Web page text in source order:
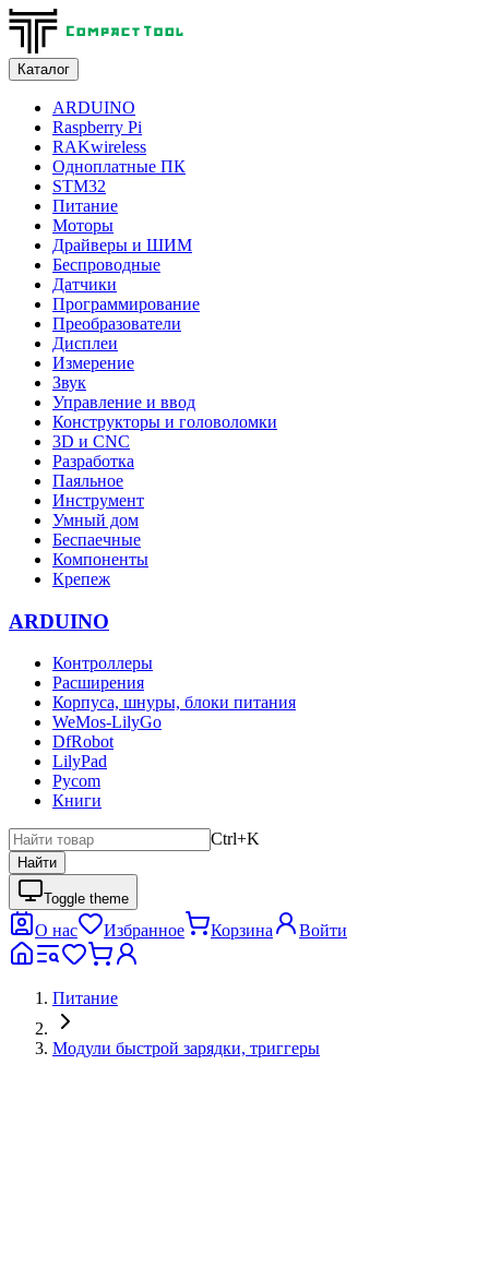
Каталог
ARDUINO
Raspberry Pi
RAKwireless
Одноплатные ПК
STM32
Питание
Моторы
Драйверы и ШИМ
Беспроводные
Датчики
Программирование
Преобразователи
Дисплеи
Измерение
Звук
Управление и ввод
Конструкторы и головоломки
3D и CNC
Разработка
Паяльное
Инструмент
Умный дом
Беспаечные
Компоненты
Крепеж
ARDUINO
Контроллеры
Расширения
Корпуса, шнуры, блоки питания
WeMos-LilyGo
DfRobot
LilyPad
Pycom
Книги
Ctrl+K
Найти
Toggle theme
О нас Избранное Корзина Войти
Питание
Модули быстрой зарядки, триггеры